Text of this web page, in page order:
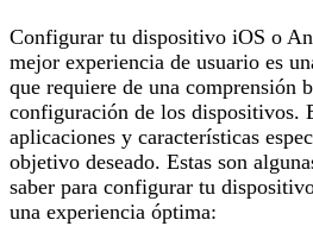
Configurar tu dispositivo iOS o
mejor experiencia de usuario es
que requiere de una comprensión
configuración de los dispositivos.
aplicaciones y características
objetivo deseado. Estas son
saber para configurar tu
una experiencia óptima: